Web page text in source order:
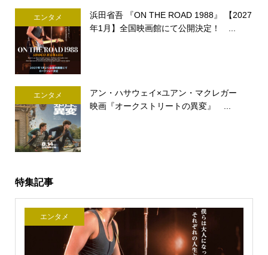
エンタメ
浜田省吾 『ON THE ROAD 1988』 【2027
年1月】全国映画館にて公開決定！ ...
エンタメ
アン・ハサウェイ×ユアン・マクレガー
映画『オークストリートの異変』 ...
特集記事
エンタメ